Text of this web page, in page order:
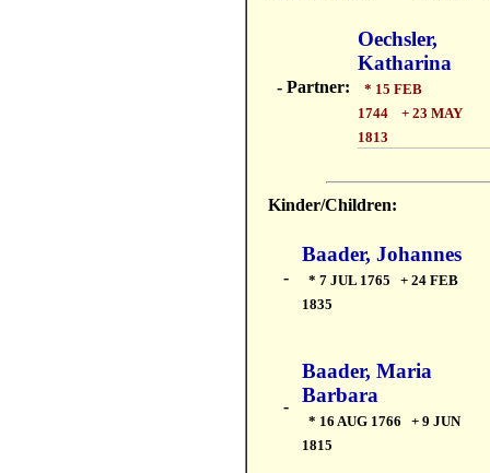
- Partner:
Oechsler,
Katharina
* 15 FEB
1744 + 23 MAY
1813
Kinder/Children:
-
Baader, Johannes
* 7 JUL 1765 + 24 FEB
1835
-
Baader, Maria
Barbara
* 16 AUG 1766 + 9 JUN
1815